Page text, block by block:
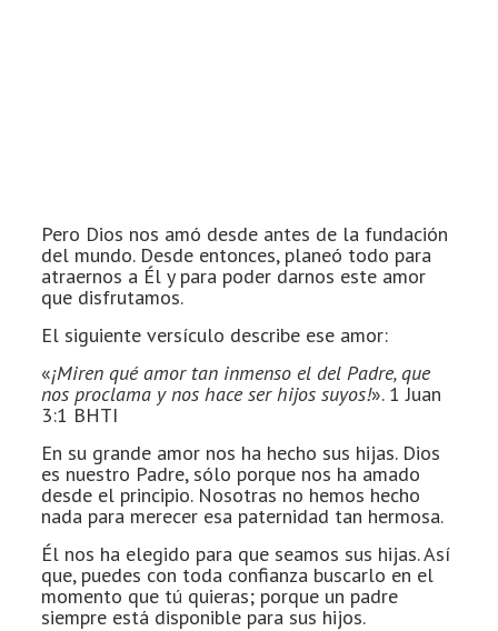
Pero Dios nos amó desde antes de la fundación
del mundo. Desde entonces, planeó todo para
atraernos a Él y para poder darnos este amor
que disfrutamos.
El siguiente versículo describe ese amor:
«¡Miren qué amor tan inmenso el del Padre, que
nos proclama y nos hace ser hijos suyos!». 1 Juan
3:1 BHTI
En su grande amor nos ha hecho sus hijas. Dios
es nuestro Padre, sólo porque nos ha amado
desde el principio. Nosotras no hemos hecho
nada para merecer esa paternidad tan hermosa.
Él nos ha elegido para que seamos sus hijas. Así
que, puedes con toda confianza buscarlo en el
momento que tú quieras; porque un padre
siempre está disponible para sus hijos.